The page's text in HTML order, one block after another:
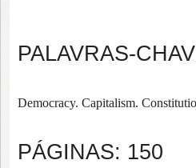
PALAVRAS-
Democracy. Capitalism.
PÁGINAS: 150